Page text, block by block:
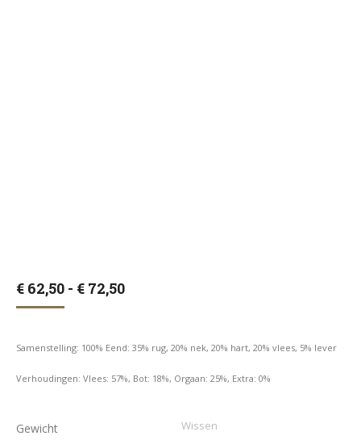
€ 62,50 - € 72,50Prijsklasse:
Samenstelling: 100% Eend: 35% rug, 20% nek, 20% hart, 20% vlees, 5% lever
Verhoudingen: Vlees: 57%, Bot: 18%, Orgaan: 25%, Extra: 0%
Gewicht Wissen